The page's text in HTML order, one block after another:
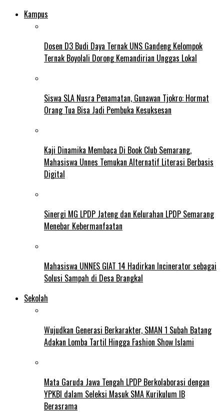
Kampus
Dosen D3 Budi Daya Ternak UNS Gandeng Kelompok
Ternak Boyolali Dorong Kemandirian Unggas Lokal
Siswa SLA Nusra Penamatan, Gunawan Tjokro: Hormat
Orang Tua Bisa Jadi Pembuka Kesuksesan
Kaji Dinamika Membaca Di Book Club Semarang,
Mahasiswa Unnes Temukan Alternatif Literasi Berbasis
Digital
Sinergi MG LPDP Jateng dan Kelurahan LPDP Semarang
Menebar Kebermanfaatan
Mahasiswa UNNES GIAT 14 Hadirkan Incinerator sebagai
Solusi Sampah di Desa Brangkal
Sekolah
Wujudkan Generasi Berkarakter, SMAN 1 Subah Batang
Adakan Lomba Tartil Hingga Fashion Show Islami
Mata Garuda Jawa Tengah LPDP Berkolaborasi dengan
YPKBI dalam Seleksi Masuk SMA Kurikulum IB
Berasrama